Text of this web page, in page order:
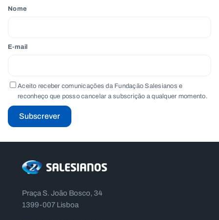
Nome
E-mail
Aceito receber comunicações da Fundação Salesianos e
reconheço que posso cancelar a subscrição a qualquer momento.
Subscrever
Praça S. João Bosco, 34
1399-007 Lisboa